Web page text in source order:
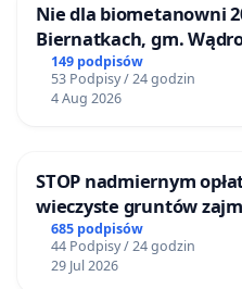
Nie dla biometanowni
Biernatkach, gm.
149 podpisów
53 Podpisy / 24 godzin
4 Aug 2026
STOP nadmiernym
wieczyste gruntów
ogrody działkowe.
685 podpisów
44 Podpisy / 24 godzin
29 Jul 2026